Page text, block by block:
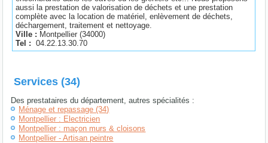
aussi la prestation de valorisation de déchets et une prestation
complète avec la location de matériel, enlèvement de déchets,
déchargement, traitement et nettoyage.
Ville : Montpellier(34000)
Tel :
04.22.13.30.70
Services (34)
Des prestataires du département, autres spécialités :
Ménage et repassage (34)
Montpellier : Electricien
Montpellier : maçon murs & cloisons
Montpellier - Artisan peintre